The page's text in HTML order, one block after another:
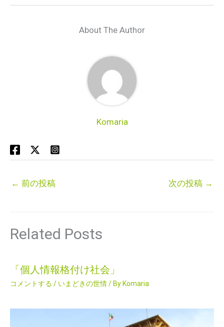
About The Author
Komaria
← 前の投稿 次の投稿 →
Related Posts
「個人情報格付け社会」
コメントする / いまどきの世情/ By Komaria